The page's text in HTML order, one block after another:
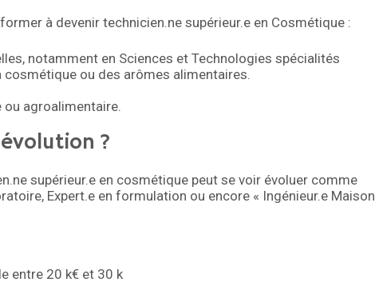
à devenir technicien.ne supérieur.e en Cosmétique :
notamment en Sciences et Technologies spécialités
ou des arômes alimentaires.
ou agroalimentaire.
?
supérieur.e en cosmétique peut se voir évoluer comme
Expert.e en formulation ou encore « Ingénieur.e
entre 20 k€ et 30 k